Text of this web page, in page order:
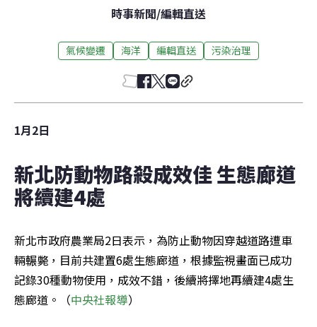
時事新聞/編輯直送
氣候變遷 海洋 編輯直送 污染治理
1月2日
新北防動物路殺成效佳 生態廊道
將續建4處
新北市政府農業局2日表示，為防止動物因穿越道路遭車
輛輾斃，目前共建置6處生態廊道，根據監視畫面已成功
記錄30種動物使用，成效不錯，後續將擇地再續建4處生
態廊道。（中央社報導）